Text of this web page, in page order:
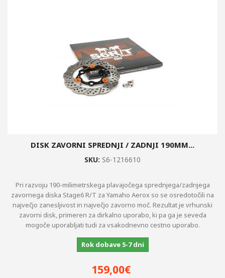
DISK ZAVORNI SPREDNJI / ZADNJI 190MM...
SKU: S6-1216610
Pri razvoju 190-milimetrskega plavajočega sprednjega/zadnjega
zavornega diska Stage6 R/T za Yamaho Aerox so se osredotočili na
največjo zanesljivost in največjo zavorno moč. Rezultat je vrhunski
zavorni disk, primeren za dirkalno uporabo, ki pa ga je seveda
mogoče uporabljati tudi za vsakodnevno cestno uporabo.
Rok dobave 5-7 dni
159,00€